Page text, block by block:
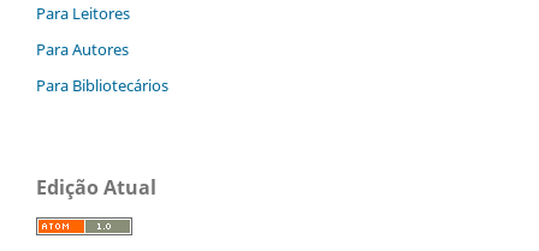
Para Leitores
Para Autores
Para Bibliotecários
Edição Atual